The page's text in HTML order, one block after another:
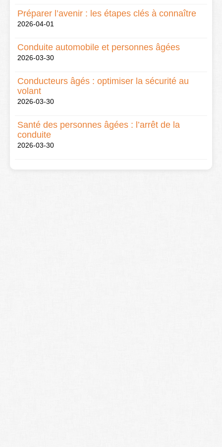
Préparer l’avenir : les étapes clés à connaître
2026-04-01
Conduite automobile et personnes âgées
2026-03-30
Conducteurs âgés : optimiser la sécurité au
volant
2026-03-30
Santé des personnes âgées : l’arrêt de la
conduite
2026-03-30